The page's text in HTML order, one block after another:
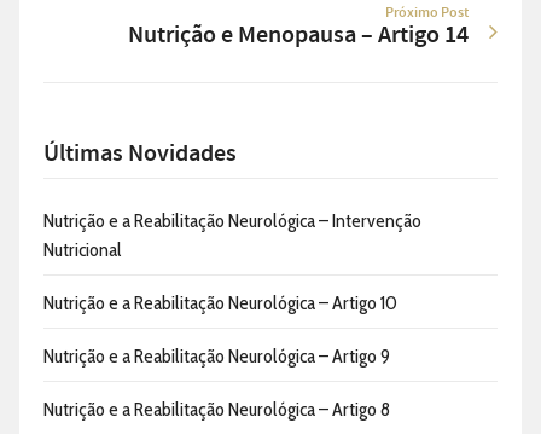
Próximo Post
Nutrição e Menopausa – Artigo 14
Últimas Novidades
Nutrição e a Reabilitação Neurológica – Intervenção
Nutricional
Nutrição e a Reabilitação Neurológica – Artigo 10
Nutrição e a Reabilitação Neurológica – Artigo 9
Nutrição e a Reabilitação Neurológica – Artigo 8